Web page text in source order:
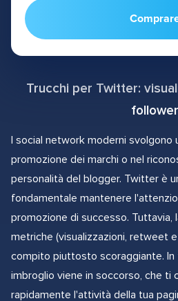
Trucchi per Twitter:
follower
I social network moderni svolgono
promozione dei marchi o nel
personalità del blogger. Twitter è
fondamentale mantenere
promozione di successo.
metriche (visualizzazioni, retweet
compito piuttosto scoraggiante. In
imbroglio viene in soccorso, che ti
rapidamente l'attività della tua